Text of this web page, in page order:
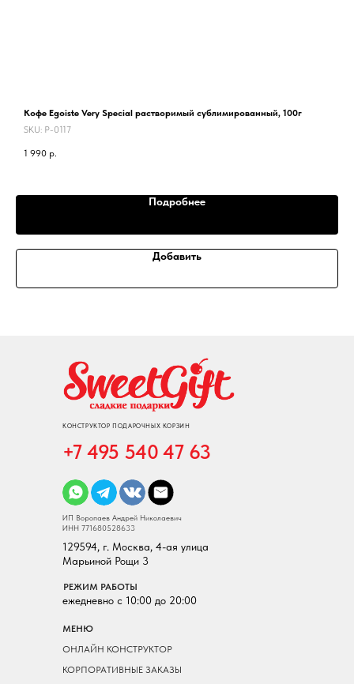
Кофе Egoiste Very Special растворимый сублимированный, 100г
SKU: P-0117
1 990 р.
Подробнее
Добавить
КОНСТРУКТОР ПОДАРОЧНЫХ КОРЗИН
+7 495 540 47 63
ОНЛАЙН КОНСТРУКТОР
КОРПОРАТИВНЫЕ ЗАКАЗЫ
ежедневно с 10:00 до 20:00
129594, г. Москва, 4-ая улица
Марьиной Рощи 3
ИП Воропаев Андрей Николаевич
ИНН 771680528633
МЕНЮ
РЕЖИМ РАБОТЫ